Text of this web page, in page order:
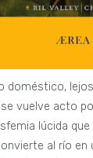
doméstico,
vuelve acto
lúcida
al río